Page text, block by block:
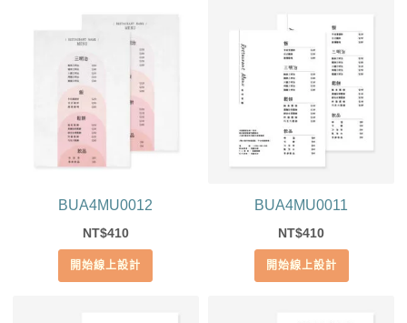
BUA4MU0012
NT$410
開始線上設計
BUA4MU0011
NT$410
開始線上設計